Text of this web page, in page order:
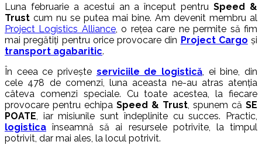
Luna februarie a acestui an a început pentruSpeed &
Trust cum nu se putea mai bine. Am devenit membru al
Project Logistics Alliance, o rețea care ne permite să fim
mai pregătiți pentru orice provocare din Project Cargo și
transport agabaritic.
În ceea ce privește serviciile de logistică , ei bine, din
cele 478 de comenzi, luna aceasta ne-au atras atenția
câteva comenzi speciale. Cu toate acestea, la fiecare
provocare pentru echipa Speed & Trust , spunem că SE
POATE , iar misiunile sunt îndeplinite cu succes. Practic,
logistica înseamnă să ai resursele potrivite, la timpul
potrivit, dar mai ales, la locul potrivit.